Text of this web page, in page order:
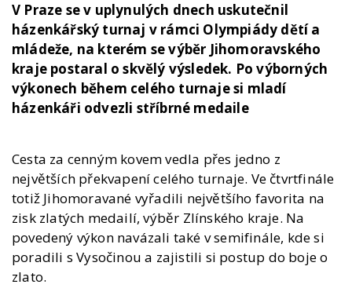
V Praze se v uplynulých dnech uskutečnil
házenkářský turnaj v rámci Olympiády dětí a
mládeže, na kterém se výběr Jihomoravského
kraje postaral o skvělý výsledek. Po výborných
výkonech během celého turnaje si mladí
házenkáři odvezli stříbrné medaile
Cesta za cenným kovem vedla přes jedno z
největších překvapení celého turnaje. Ve čtvrtfinále
totiž Jihomoravané vyřadili největšího favorita na
zisk zlatých medailí, výběr Zlínského kraje. Na
povedený výkon navázali také v semifinále, kde si
poradili s Vysočinou a zajistili si postup do boje o
zlato.